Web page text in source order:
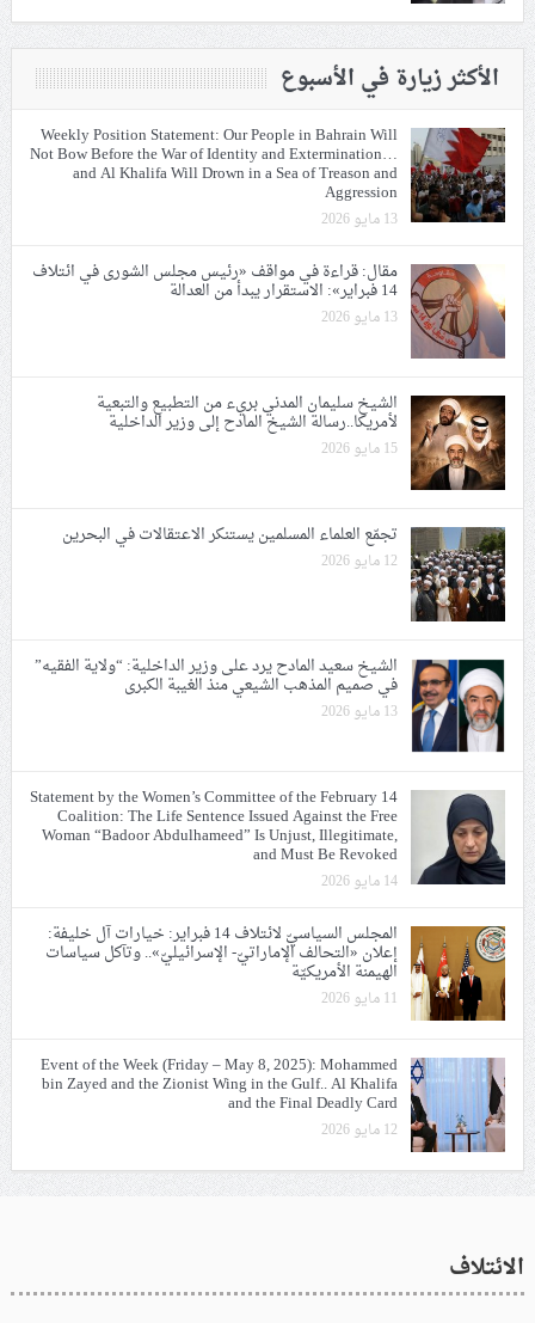
الأكثر زيارة في الأسبوع
Weekly Position Statement: Our People in Bahrain Will
Not Bow Before the War of Identity and Extermination…
and Al Khalifa Will Drown in a Sea of Treason and
Aggression
13 مايو 2026
مقال: قراءة في مواقف «رئيس مجلس الشورى في ائتلاف
14 فبراير»: الاستقرار يبدأ من العدالة
13 مايو 2026
الشيخ سليمان المدني بريء من التطبيع والتبعية
لأمريكا..رسالة الشيخ المادح إلى وزير الداخلية
15 مايو 2026
تجمّع العلماء المسلمين يستنكر الاعتقالات في البحرين
12 مايو 2026
الشيخ سعيد المادح يرد على وزير الداخلية: “ولاية الفقيه”
في صميم المذهب الشيعي منذ الغيبة الكبرى
13 مايو 2026
Statement by the Women’s Committee of the February 14
Coalition: The Life Sentence Issued Against the Free
Woman “Badoor Abdulhameed” Is Unjust, Illegitimate,
and Must Be Revoked
14 مايو 2026
المجلس السياسيّ لائتلاف 14 فبراير: خيارات آل خليفة:
إعلان «التحالف الإماراتيّ- الإسرائيليّ».. وتآكل سياسات
الهيمنة الأمريكيّة
11 مايو 2026
Event of the Week (Friday – May 8, 2025): Mohammed
bin Zayed and the Zionist Wing in the Gulf.. Al Khalifa
and the Final Deadly Card
12 مايو 2026
الائتلاف